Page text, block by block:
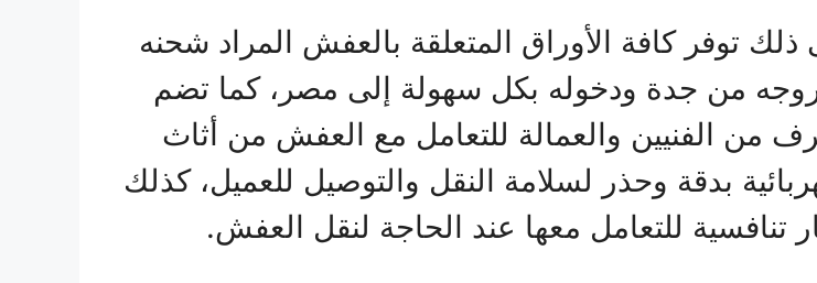
ذلك توفر كافة الأوراق المتعلقة بالعفش المراد شحنه
من جدة ودخوله بكل سهولة إلى مصر، كما تضم
من الفنيين والعمالة للتعامل مع العفش من أثاث
بدقة وحذر لسلامة النقل والتوصيل للعميل، كذلك
تنافسية للتعامل معها عند الحاجة لنقل العفش.